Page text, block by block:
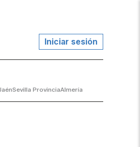
Iniciar sesión
Sevilla ProvinciaAlmería